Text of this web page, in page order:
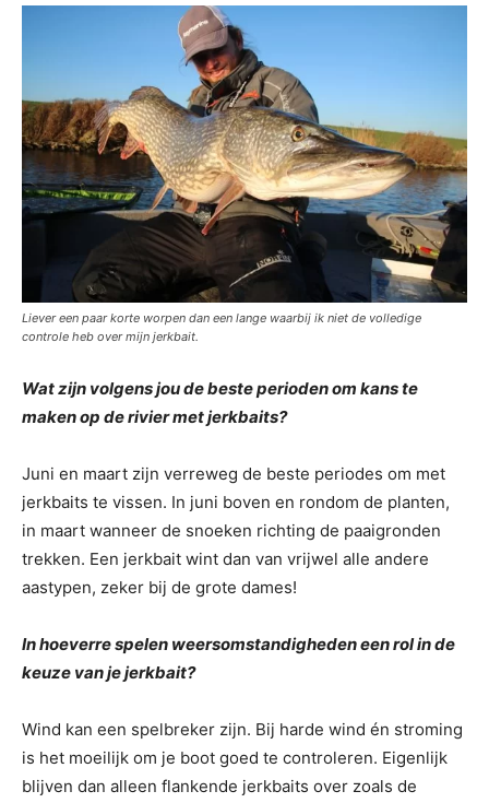
Liever een paar korte worpen dan een lange waarbij ik niet de volledige
controle heb over mijn jerkbait.
Wat zijn volgens jou de beste perioden om kans te
maken op de rivier met jerkbaits?
Juni en maart zijn verreweg de beste periodes om met
jerkbaits te vissen. In juni boven en rondom de planten,
in maart wanneer de snoeken richting de paaigronden
trekken. Een jerkbait wint dan van vrijwel alle andere
aastypen, zeker bij de grote dames!
In hoeverre spelen weersomstandigheden een rol in de
keuze van je jerkbait?
Wind kan een spelbreker zijn. Bij harde wind én stroming
is het moeilijk om je boot goed te controleren. Eigenlijk
blijven dan alleen flankende jerkbaits over zoals de